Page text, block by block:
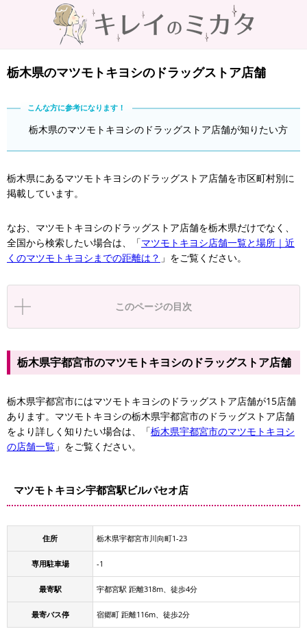
栃木県のマツモトキヨシのドラッグストア店舗
栃木県のマツモトキヨシのドラッグストア店舗が知りたい方
栃木県にあるマツモトキヨシのドラッグストア店舗を市区町村別に
掲載しています。
なお、マツモトキヨシのドラッグストア店舗を栃木県だけでなく、
全国から検索したい場合は、「マツモトキヨシ店舗一覧と場所｜近
くのマツモトキヨシまでの距離は？ 」をご覧ください。
このページの目次
栃木県宇都宮市のマツモトキヨシのドラッグストア店舗
栃木県宇都宮市にはマツモトキヨシのドラッグストア店舗が15店舗
あります。マツモトキヨシの栃木県宇都宮市のドラッグストア店舗
をより詳しく知りたい場合は、「栃木県宇都宮市のマツモトキヨシ
の店舗一覧 」をご覧ください。
マツモトキヨシ宇都宮駅ビルパセオ店
住所 栃木県宇都宮市川向町1-23
専用駐車場 -1
最寄駅 宇都宮駅 距離318m、徒歩4分
最寄バス停 宿郷町 距離116m、徒歩2分